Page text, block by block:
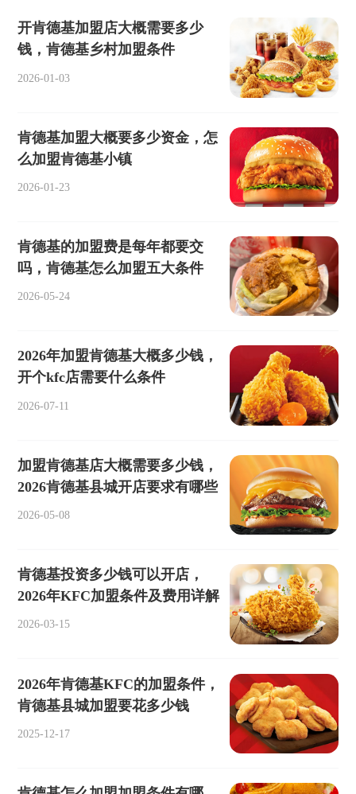
开肯德基加盟店大概需要多少
钱，肯德基乡村加盟条件
2026-01-03
肯德基加盟大概要多少资金，怎
么加盟肯德基小镇
2026-01-23
肯德基的加盟费是每年都要交
吗，肯德基怎么加盟五大条件
2026-05-24
2026年加盟肯德基大概多少钱，
开个kfc店需要什么条件
2026-07-11
加盟肯德基店大概需要多少钱，
2026肯德基县城开店要求有哪些
2026-05-08
肯德基投资多少钱可以开店，
2026年KFC加盟条件及费用详解
2026-03-15
2026年肯德基KFC的加盟条件，
肯德基县城加盟要花多少钱
2025-12-17